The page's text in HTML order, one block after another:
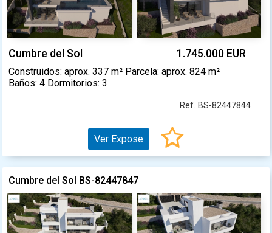
Cumbre del Sol 1.745.000 EUR
Construidos: aprox. 337 m² Parcela: aprox. 824 m²
Baños: 4 Dormitorios: 3
Ref. BS-82447844
Ver Expose
Cumbre del Sol BS-82447847